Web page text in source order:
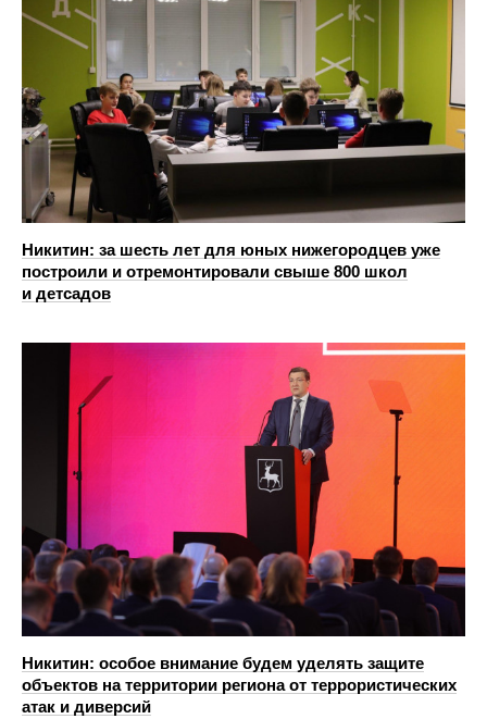
Никитин: за шесть лет для юных нижегородцев уже
построили и отремонтировали свыше 800 школ
и детсадов
Никитин: особое внимание будем уделять защите
объектов на территории региона от террористических
атак и диверсий